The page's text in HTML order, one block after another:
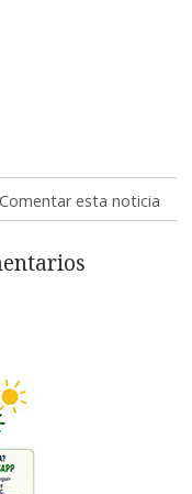
esta noticia